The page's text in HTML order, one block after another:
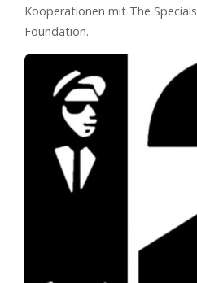
Kooperationen mit The
Foundation.